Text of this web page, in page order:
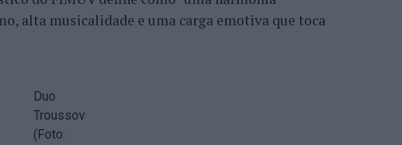
alta musicalidade e uma carga emotiva que toca
Duo
Troussov
(Foto: